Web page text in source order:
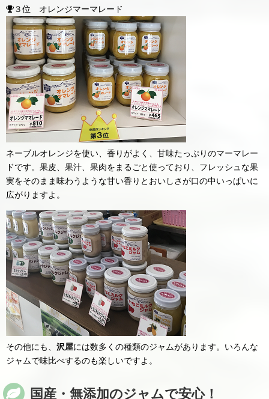
３位 オレンジマーマレード
ネーブルオレンジを使い、香りがよく、甘味たっぷりのマーマレー
ドです。果皮、果汁、果肉をまるごと使っており、フレッシュな果
実をそのまま味わうような甘い香りとおいしさが口の中いっぱいに
広がりますよ。
その他にも、 沢屋には数多くの種類のジャムがあります。いろんな
ジャムで味比べするのも楽しいですよ。
国産・無添加のジャムで安心！